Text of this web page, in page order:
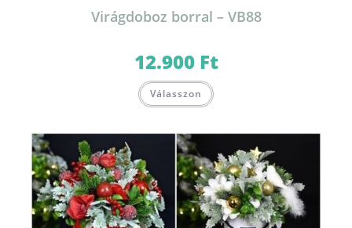
Virágdoboz borral – VB88
12.900 Ft
Válasszon